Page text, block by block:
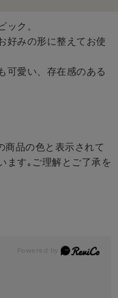
ク。
好みの形に整えてお使
可愛い、存在感のある
商品の色と表示されて
ます｡ご理解とご了承を